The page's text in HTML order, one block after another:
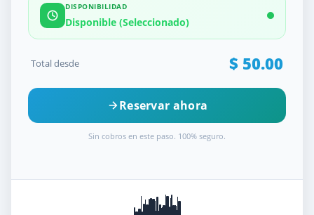
DISPONIBILIDAD
Disponible (Seleccionado)
Total desde $ 50.00
Reservar ahora
Sin cobros en este paso. 100% seguro.